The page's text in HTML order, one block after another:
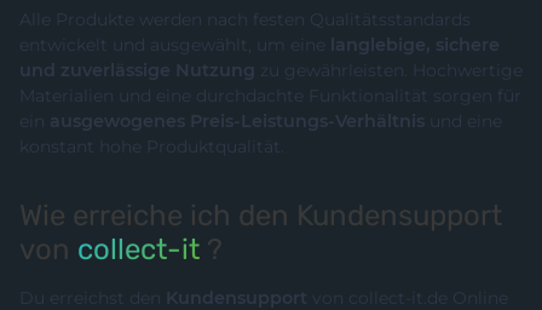
Alle Produkte werden nach festen Qualitätsstandards
entwickelt und ausgewählt, um eine langlebige, sichere
und zuverlässige Nutzung zu gewährleisten. Hochwertige
Materialien und eine durchdachte Funktionalität sorgen für
ein ausgewogenes Preis-Leistungs-Verhältnis und eine
konstant hohe Produktqualität.
Wie erreiche ich den Kundensupport
von collect-it ?
Du erreichst den Kundensupport von collect-it.de Online